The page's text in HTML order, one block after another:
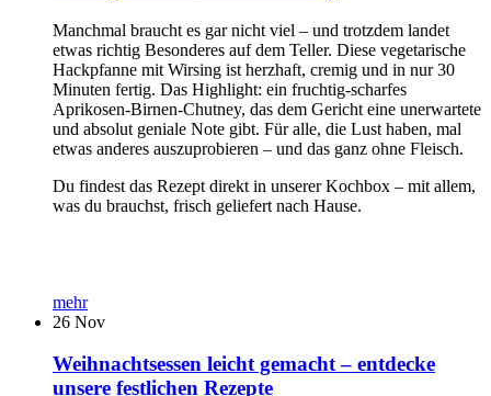
Manchmal braucht es gar nicht viel – und trotzdem landet
etwas richtig Besonderes auf dem Teller. Diese vegetarische
Hackpfanne mit Wirsing ist herzhaft, cremig und in nur 30
Minuten fertig. Das Highlight: ein fruchtig-scharfes
Aprikosen-Birnen-Chutney, das dem Gericht eine unerwartete
und absolut geniale Note gibt. Für alle, die Lust haben, mal
etwas anderes auszuprobieren – und das ganz ohne Fleisch.
Du findest das Rezept direkt in unserer Kochbox – mit allem,
was du brauchst, frisch geliefert nach Hause.
mehr
26 Nov
Weihnachtsessen leicht gemacht – entdecke
unsere festlichen Rezepte